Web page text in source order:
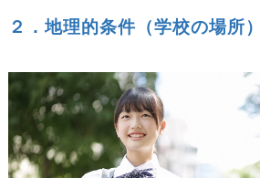
２．地理的条件（学校の場所